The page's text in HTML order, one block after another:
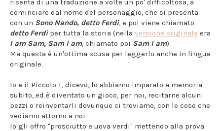
risenta di una traduzione a volte un po' difficoltosa, a
cominciare dal nome del personaggio, che si presenta
con un Sono Nando, detto Ferdi, e poi viene chiamato
detto Ferdiper tutta la storia (nella versione originale era
I am Sam, Sam I am, chiamato poi Sam I am).
Ma questa è un'ottima scusa per leggerlo anche in lingua
originale.
Io e il Piccolo T, dicevo, lo abbiamo imparato a memoria
subito, ed è diventato un gioco, per noi, recitarne alcuni
pezzi o reinventarli dovunque ci troviamo, con le cose che
vediamo attorno a noi.
Io gli offro "prosciutto e uova verdi" mettendo alla prova